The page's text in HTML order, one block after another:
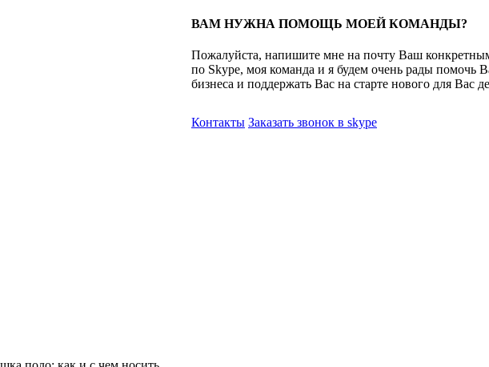
ВАМ НУЖНА ПОМОЩЬ МОЕЙ КОМАНДЫ?
Пожалуйста, напишите мне на почту Ваш
по Skype, моя команда и я будем очень рады помочь
бизнеса и поддержать Вас на старте нового для Вас
Контакты Заказать звонок в skype